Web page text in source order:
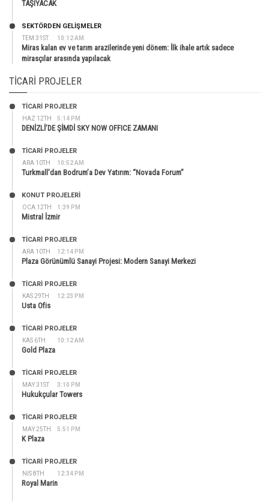
TAŞIYACAK
TEM 31ST 10:12 AM
SEKTÖRDEN GELIŞMELER
Miras kalan ev ve tarım arazilerinde yeni dönem: İlk ihale artık sadece
mirasçılar arasında yapılacak
TICARI PROJELER
HAZ 12TH 5:14 PM
TİCARİ PROJELER
DENİZLİ’DE ŞİMDİ SKY NOW OFFICE ZAMANI
ARA 10TH 10:52 AM
TİCARİ PROJELER
Turkmall’dan Bodrum’a Dev Yatırım: “Novada Forum”
OCA 12TH 1:39 PM
KONUT PROJELERI
Mistral İzmir
ARA 10TH 12:14 PM
TİCARİ PROJELER
Plaza Görünümlü Sanayi Projesi: Modern Sanayi Merkezi
KAS 29TH 12:23 PM
TİCARİ PROJELER
Usta Ofis
KAS 6TH 10:12 AM
TİCARİ PROJELER
Gold Plaza
MAY 31ST 3:10 PM
TİCARİ PROJELER
Hukukçular Towers
MAY 25TH 5:51 PM
TİCARİ PROJELER
K Plaza
NIS 8TH 12:34 PM
TİCARİ PROJELER
Royal Marin